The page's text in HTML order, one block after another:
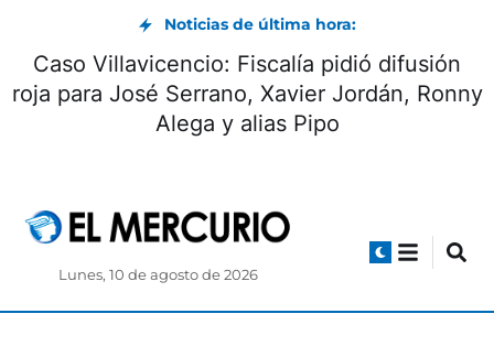
Noticias de última hora:
Caso Villavicencio: Fiscalía pidió difusión
roja para José Serrano, Xavier Jordán, Ronny
Alega y alias Pipo
Lunes, 10 de agosto de 2026